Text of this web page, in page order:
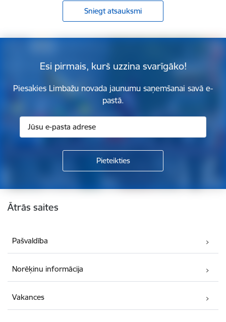
Sniegt atsauksmi
Esi pirmais, kurš uzzina svarīgāko!
Piesakies Limbažu novada jaunumu saņemšanai savā e-
pastā.
Kājene
Ātrās saites
Pašvaldība
Norēķinu informācija
Vakances